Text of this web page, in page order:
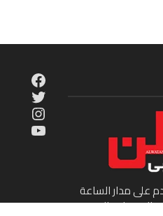
Twitter
YouTube
على مدار الساعة
والفن